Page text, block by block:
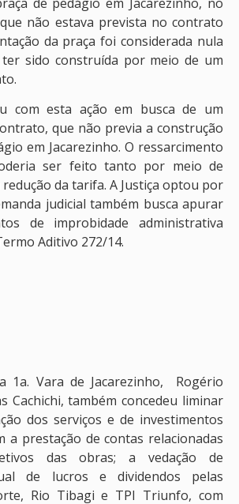
não estava prevista no contrato
da praça foi considerada nula
sido construída por meio de um
com esta ação em busca de um
que não previa a construção
em Jacarezinho. O ressarcimento
ser feito tanto por meio de
da tarifa. A Justiça optou por
judicial também busca apurar
de improbidade administrativa
Aditivo 272/14.
1a. Vara de Jacarezinho, Rogério
Cachichi, também concedeu liminar
dos serviços e de investimentos
a prestação de contas relacionadas
das obras; a vedação de
de lucros e dividendos pelas
Rio Tibagi e TPI Triunfo, com